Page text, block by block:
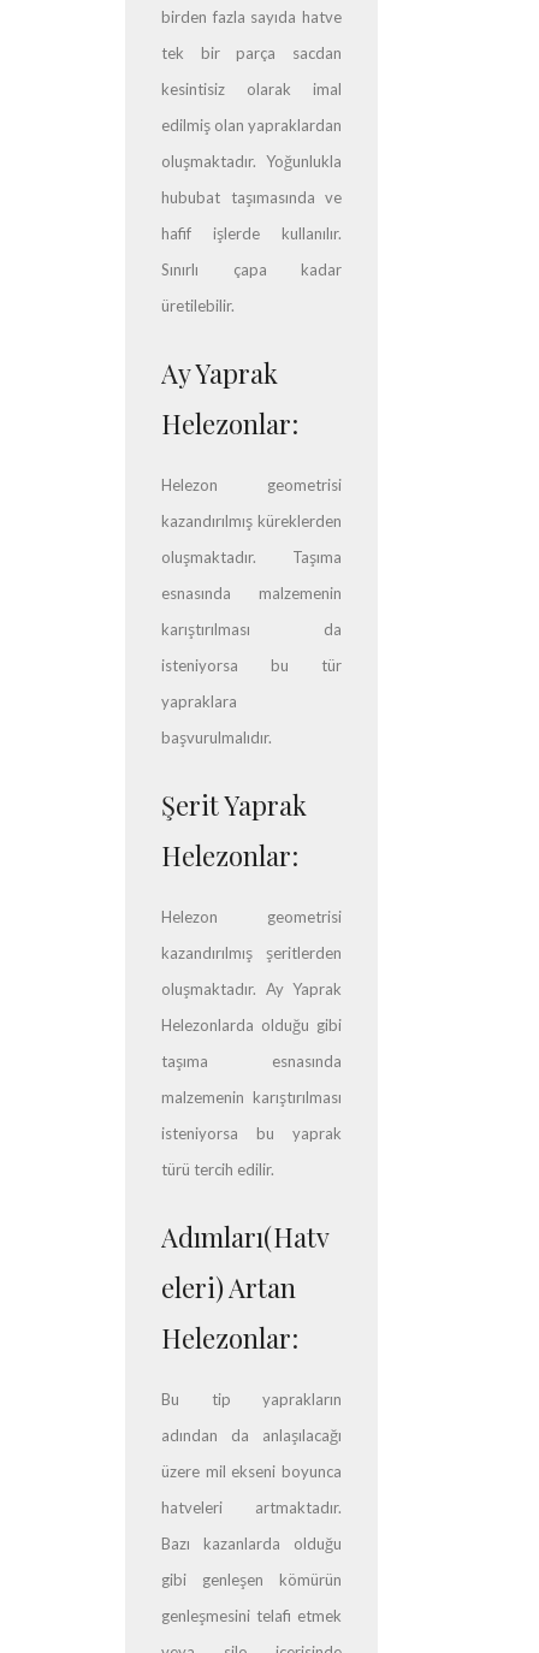
birden fazla sayıda hatve
tek bir parça sacdan
kesintisiz olarak imal
edilmiş olan yapraklardan
oluşmaktadır. Yoğunlukla
hububat taşımasında ve
hafif işlerde kullanılır.
Sınırlı çapa kadar
üretilebilir.
Ay Yaprak
Helezonlar:
Helezon geometrisi
kazandırılmış küreklerden
oluşmaktadır. Taşıma
esnasında malzemenin
karıştırılması da
isteniyorsa bu tür
yapraklara
başvurulmalıdır.
Şerit Yaprak
Helezonlar:
Helezon geometrisi
kazandırılmış şeritlerden
oluşmaktadır. Ay Yaprak
Helezonlarda olduğu gibi
taşıma esnasında
malzemenin karıştırılması
isteniyorsa bu yaprak
türü tercih edilir.
Adımları(Hatv
eleri) Artan
Helezonlar:
Bu tip yaprakların
adından da anlaşılacağı
üzere mil ekseni boyunca
hatveleri artmaktadır.
Bazı kazanlarda olduğu
gibi genleşen kömürün
genleşmesini telafi etmek